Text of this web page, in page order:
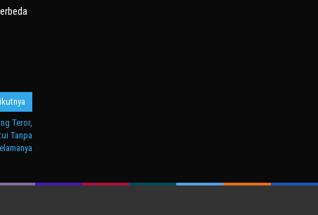
Teror,
Tanpa